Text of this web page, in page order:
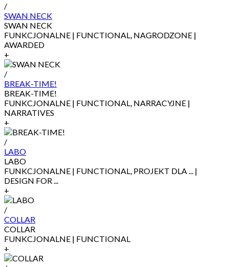
/
SWAN NECK
SWAN NECK
FUNKCJONALNE | FUNCTIONAL, NAGRODZONE |
AWARDED
+
/
BREAK-TIME!
BREAK-TIME!
FUNKCJONALNE | FUNCTIONAL, NARRACYJNE |
NARRATIVES
+
/
LABO
LABO
FUNKCJONALNE | FUNCTIONAL, PROJEKT DLA ... |
DESIGN FOR ...
+
/
COLLAR
COLLAR
FUNKCJONALNE | FUNCTIONAL
+